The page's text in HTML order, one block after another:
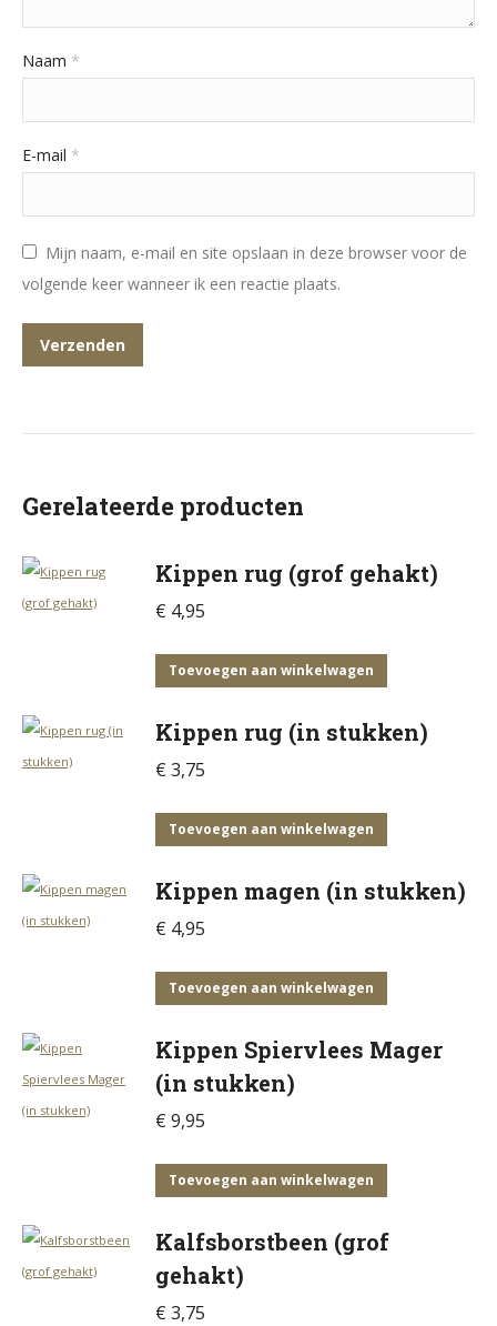
Naam *
E-mail *
Mijn naam, e-mail en site opslaan in deze browser voor de
volgende keer wanneer ik een reactie plaats.
Gerelateerde producten
Kippen rug (grof gehakt)
€ 4,95
Toevoegen aan winkelwagen
Kippen rug (in stukken)
€ 3,75
Toevoegen aan winkelwagen
Kippen magen (in stukken)
€ 4,95
Toevoegen aan winkelwagen
Kippen Spiervlees Mager
(in stukken)
€ 9,95
Toevoegen aan winkelwagen
Kalfsborstbeen (grof
gehakt)
€ 3,75